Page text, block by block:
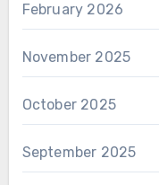
February 2026
November 2025
October 2025
September 2025